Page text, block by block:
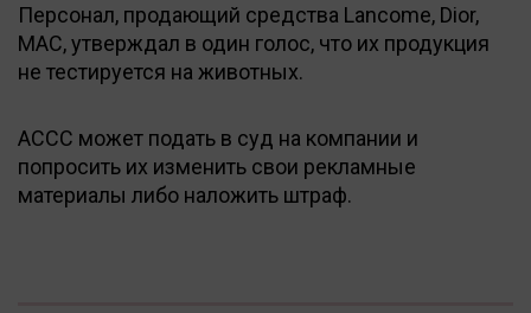
Персонал, продающий средства Lancome, Dior,
MAC, утверждал в один голос, что их продукция
не тестируется на животных.
ACCC может подать в суд на компании и
попросить их изменить свои рекламные
материалы либо наложить штраф.